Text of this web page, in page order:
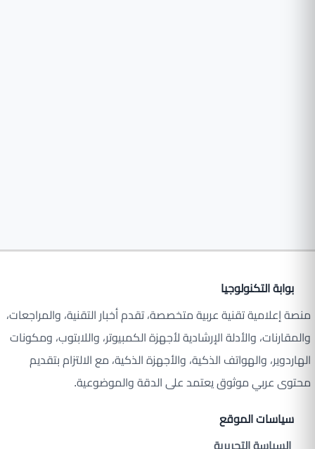
بوابة التكنولوجيا
منصة إعلامية تقنية عربية متخصصة، تقدم أخبار التقنية، والمراجعات،
والمقارنات، والأدلة الإرشادية لأجهزة الكمبيوتر، واللابتوب، ومكونات
الهاردوير، والهواتف الذكية، والأجهزة الذكية، مع الالتزام بتقديم
محتوى عربي موثوق يعتمد على الدقة والموضوعية.
سياسات الموقع